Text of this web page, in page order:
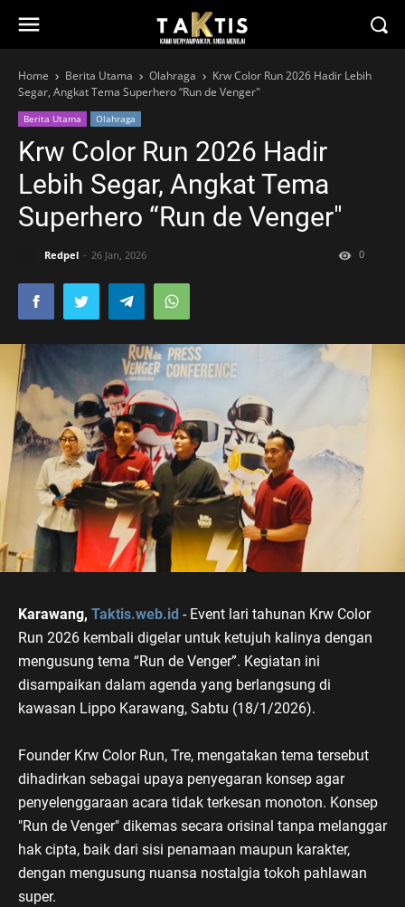
Home Berita Utama Olahraga
Krw Color Run 2026 Hadir Lebih
Segar, Angkat Tema Superhero “Run de Venger"
Berita Utama Olahraga
Krw Color Run 2026 Hadir
Lebih Segar, Angkat Tema
Superhero “Run de Venger"
Redpel 26 Jan, 2026 0
Karawang, Taktis.web.id - Event lari tahunan Krw Color
Run 2026 kembali digelar untuk ketujuh kalinya dengan
mengusung tema “Run de Venger”. Kegiatan ini
disampaikan dalam agenda yang berlangsung di
kawasan Lippo Karawang, Sabtu (18/1/2026).
Founder Krw Color Run, Tre, mengatakan tema tersebut
dihadirkan sebagai upaya penyegaran konsep agar
penyelenggaraan acara tidak terkesan monoton. Konsep
"Run de Venger" dikemas secara orisinal tanpa melanggar
hak cipta, baik dari sisi penamaan maupun karakter,
dengan mengusung nuansa nostalgia tokoh pahlawan
super.